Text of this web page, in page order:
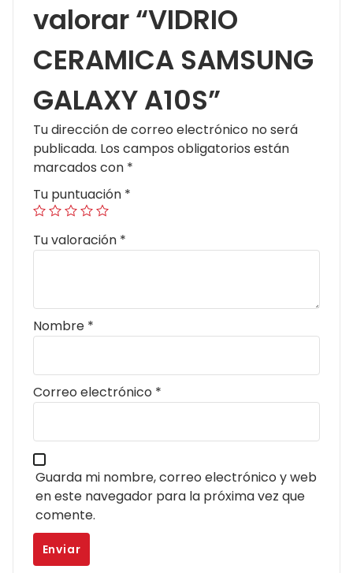
valorar “VIDRIO
CERAMICA SAMSUNG
GALAXY A10S”
Tu dirección de correo electrónico no será
publicada. Los campos obligatorios están
marcados con *
Tu puntuación *
Tu valoración *
Nombre *
Correo electrónico *
Guarda mi nombre, correo electrónico y web
en este navegador para la próxima vez que
comente.